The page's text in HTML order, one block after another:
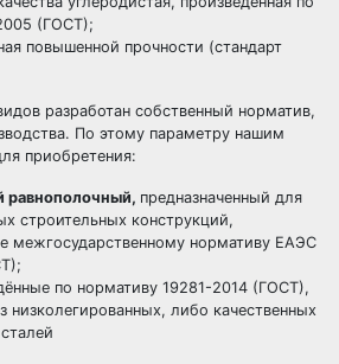
(ГОСТ);
повышенной прочности (стандарт
разработан собственный норматив,
По этому параметру нашим
приобретения:
равнополочный, предназначенный для
строительных конструкций,
межгосударственному нормативу ЕАЭС
по нормативу 19281-2014 (ГОСТ),
низколегированных, либо качественных